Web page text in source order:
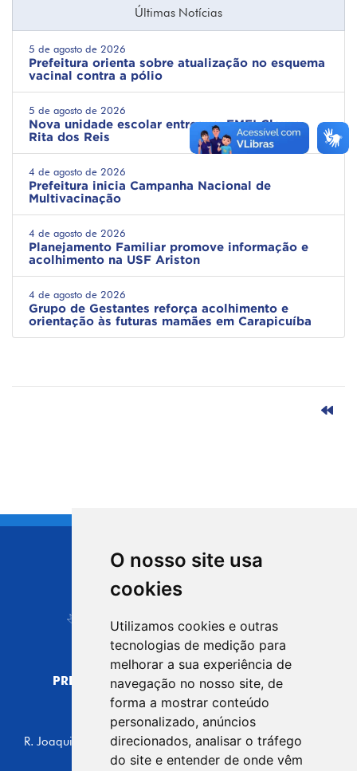
O nosso site usa
cookies
Utilizamos cookies e outras
tecnologias de medição para
melhorar a sua experiência de
navegação no nosso site, de
forma a mostrar conteúdo
personalizado, anúncios
direcionados, analisar o tráfego
do site e entender de onde vêm
Últimas Notícias
5 de agosto de 2026
Prefeitura orienta sobre atualização no esquema
vacinal contra a pólio
5 de agosto de 2026
Nova unidade escolar entregue: EMEI Cleuza
Rita dos Reis
4 de agosto de 2026
Prefeitura inicia Campanha Nacional de
Multivacinação
4 de agosto de 2026
Planejamento Familiar promove informação e
acolhimento na USF Ariston
4 de agosto de 2026
Grupo de Gestantes reforça acolhimento e
orientação às futuras mamães em Carapicuíba
CIDADE DE
Carapicuíba
PREFEITURA MUNICIPAL DE CARAPICUÍBA
CNPJ: 44.892.693/0001-40
CENTRO ADMINISTRATIVO
R. Joaquim das Neves, 211 - Vila Caldas, Carapicuíba/SP
CEP: 06310-030, Brasil